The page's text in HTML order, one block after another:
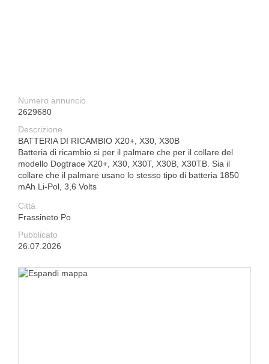
Numero annuncio
2629680
Descrizione
BATTERIA DI RICAMBIO X20+, X30, X30B
Batteria di ricambio si per il palmare che per il collare del
modello Dogtrace X20+, X30, X30T, X30B, X30TB. Sia il
collare che il palmare usano lo stesso tipo di batteria 1850
mAh Li-Pol, 3,6 Volts
Città
Frassineto Po
Pubblicato
26.07.2026